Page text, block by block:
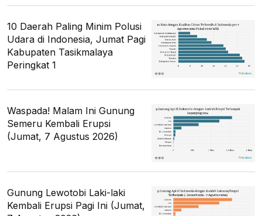
10 Daerah Paling Minim Polusi
Udara di Indonesia, Jumat Pagi
Kabupaten Tasikmalaya
Peringkat 1
Waspada! Malam Ini Gunung
Semeru Kembali Erupsi
(Jumat, 7 Agustus 2026)
Gunung Lewotobi Laki-laki
Kembali Erupsi Pagi Ini (Jumat,